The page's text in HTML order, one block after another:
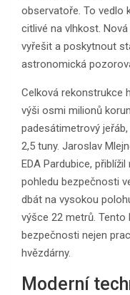
observatoře. To vedlo
citlivé na vlhkost.
vyřešit a poskytnout
astronomická
Celková rekonstrukce
výši osmi milionů
padesátimetrový
2,5 tuny. Jaroslav
EDA Pardubice,
pohledu bezpečnosti
dbát na vysokou
výšce 22 metrů.
bezpečnosti nejen
hvězdárny.
Moderní